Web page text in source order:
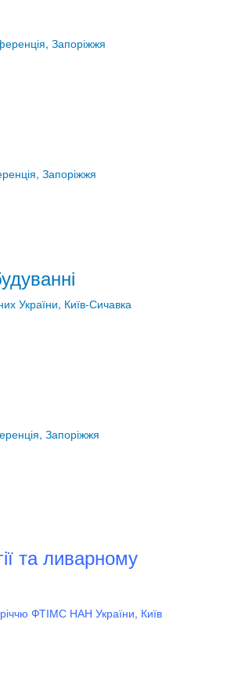
Запоріжжя
Запоріжжя
України, Київ-Сичавка
Запоріжжя
та ливарному
ФТІМС НАН України, Київ